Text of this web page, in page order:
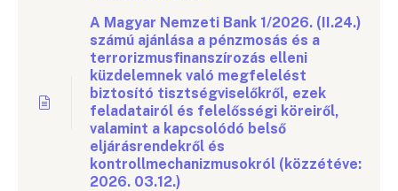
A Magyar Nemzeti Bank 1/2026. (II.24.)
számú ajánlása a pénzmosás és a
terrorizmusfinanszírozás elleni
küzdelemnek való megfelelést
biztosító tisztségviselőkről, ezek
feladatairól és felelősségi köreiről,
valamint a kapcsolódó belső
eljárásrendekről és
kontrollmechanizmusokról (közzétéve:
2026. 03.12.)